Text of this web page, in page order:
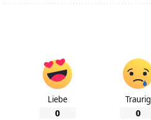
Liebe
0
Traurig
0